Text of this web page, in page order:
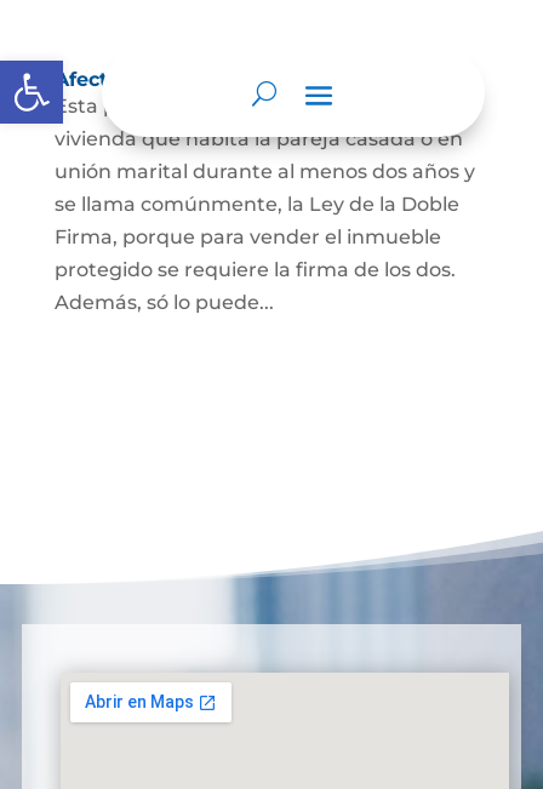
Abrir barra de herramientas
Afectación a Vivienda familiar
Esta protección la ordena la ley sobre la
vivienda que habita la pareja casada o en
unión marital durante al menos dos años y
se llama comúnmente, la Ley de la Doble
Firma, porque para vender el inmueble
protegido se requiere la firma de los dos.
Además, só lo puede...